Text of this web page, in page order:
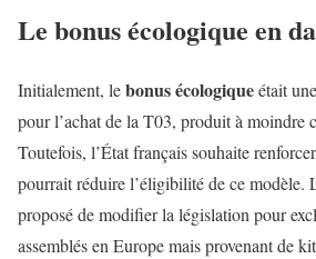
Le bonus écologique en
Initialement, lebonus écologiqueétait
pour l’achat de la T03, produit à moindre
Toutefois, l’État français souhaite
pourrait réduire l’éligibilité de ce modèle.
proposé de modifier la législation pour
assemblés en Europe mais provenant de